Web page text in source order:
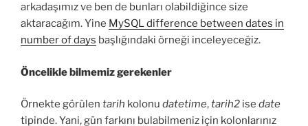
arkadaşımız ve ben de bunları olabildiğince size
aktaracağım. Yine MySQL difference between dates in
number of days başlığındaki örneği inceleyeceğiz.
Öncelikle bilmemiz gerekenler
Örnekte görülen tarih kolonu datetime,tarih2 ise date
tipinde. Yani, gün farkını bulabilmeniz için kolonlarınız